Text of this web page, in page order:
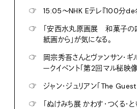
☞
15:05〜NHK Eテレ『100分de
☞
「安西水丸原画展 和菓子の
紙画から」が気になる。
☞
岡宗秀吾さんとヴァンサン・ギ
ークイベント「第2回マル秘映像
☞
ジャン・ジュリアン「The
☞
「ぬけみち展 かわす・つくる・